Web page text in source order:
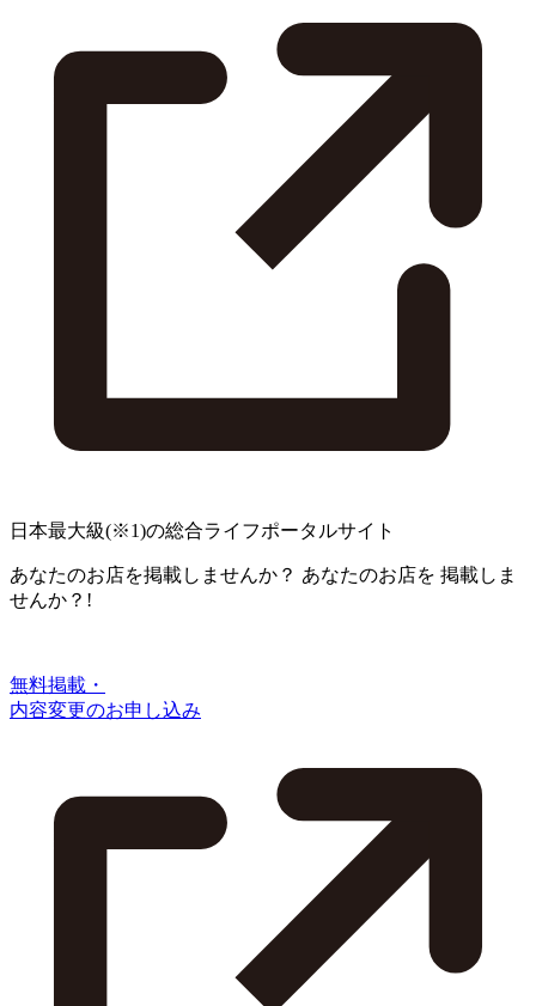
日本最大級(※1)の総合ライフポータルサイト
あなたのお店を掲載しませんか？ あなたのお店を 掲載しま
せんか？!
無料掲載・
内容変更のお申し込み